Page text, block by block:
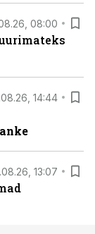
08:00
14:44
13:07